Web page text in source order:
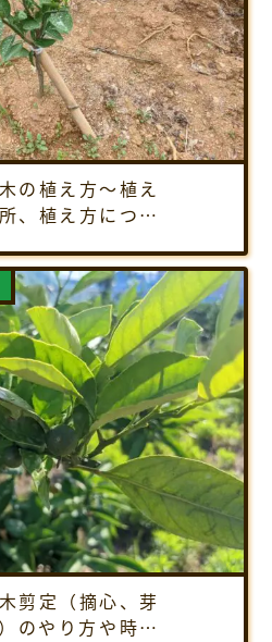
の植え方～植え
、植え方につい
剪定（摘心、芽
のやり方や時期